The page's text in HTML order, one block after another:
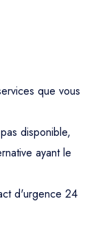
que vous
disponible,
ayant le
d'urgence 24